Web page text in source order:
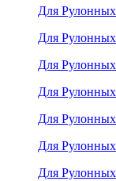
Для
Для
Для
Для
Для
Для
Для